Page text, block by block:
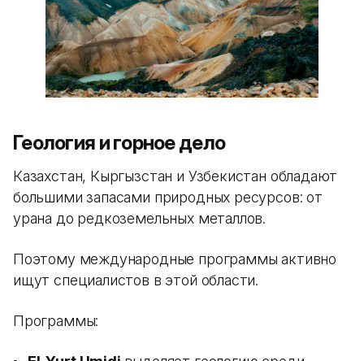
Геология и горное дело
Казахстан, Кыргызстан и Узбекистан обладают
большими запасами природных ресурсов: от
урана до редкоземельных металлов.
Поэтому международные программы активно
ищут специалистов в этой области.
Программы: